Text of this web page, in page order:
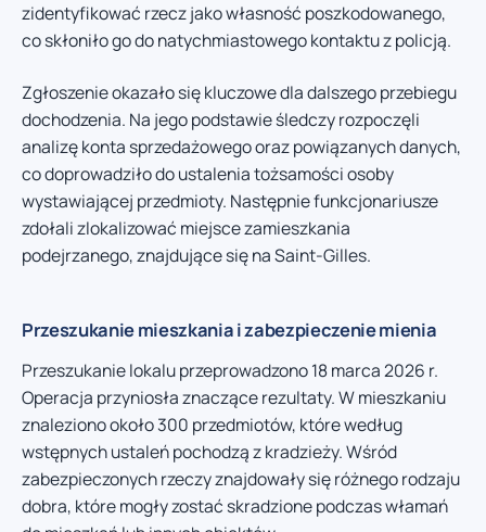
zidentyfikować rzecz jako własność poszkodowanego,
co skłoniło go do natychmiastowego kontaktu z policją.
Zgłoszenie okazało się kluczowe dla dalszego przebiegu
dochodzenia. Na jego podstawie śledczy rozpoczęli
analizę konta sprzedażowego oraz powiązanych danych,
co doprowadziło do ustalenia tożsamości osoby
wystawiającej przedmioty. Następnie funkcjonariusze
zdołali zlokalizować miejsce zamieszkania
podejrzanego, znajdujące się na Saint-Gilles.
Przeszukanie mieszkania i zabezpieczenie mienia
Przeszukanie lokalu przeprowadzono 18 marca 2026 r.
Operacja przyniosła znaczące rezultaty. W mieszkaniu
znaleziono około 300 przedmiotów, które według
wstępnych ustaleń pochodzą z kradzieży. Wśród
zabezpieczonych rzeczy znajdowały się różnego rodzaju
dobra, które mogły zostać skradzione podczas włamań